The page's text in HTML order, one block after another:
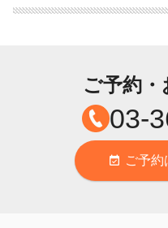
ご予約
03-
event_available ご予約